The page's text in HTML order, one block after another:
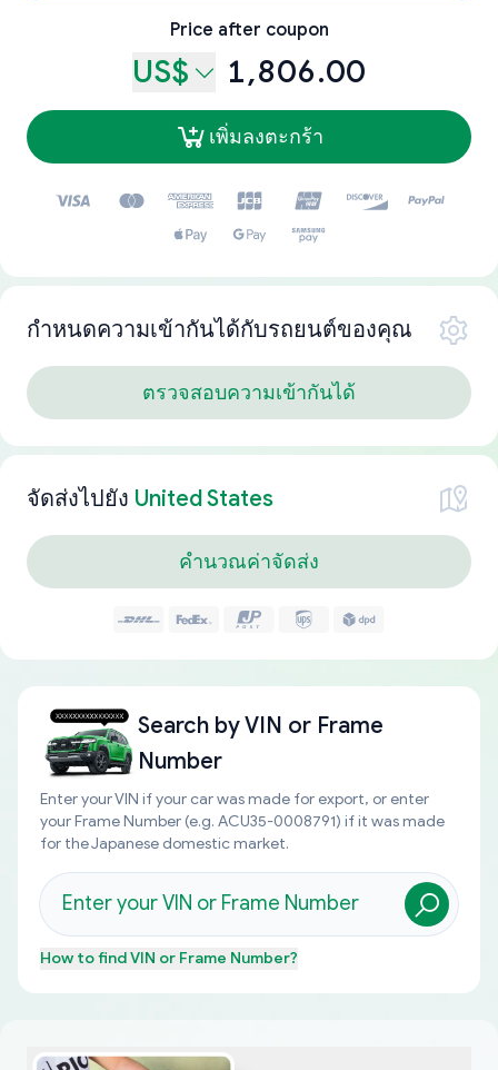
Price after coupon
US$ 1,806.00
เพิ่มลงตะกร้า
กำหนดความเข้ากันได้กับรถยนต์ของคุณ
ตรวจสอบความเข้ากันได้
จัดส่งไปยัง United States
คำนวณค่าจัดส่ง
Search byVIN or Frame
Number
Enter your VIN if your car was made for export, or enter
your Frame Number (e.g. ACU35-0008791) if it was made
for the Japanese domestic market.
How to findVIN or Frame Number?